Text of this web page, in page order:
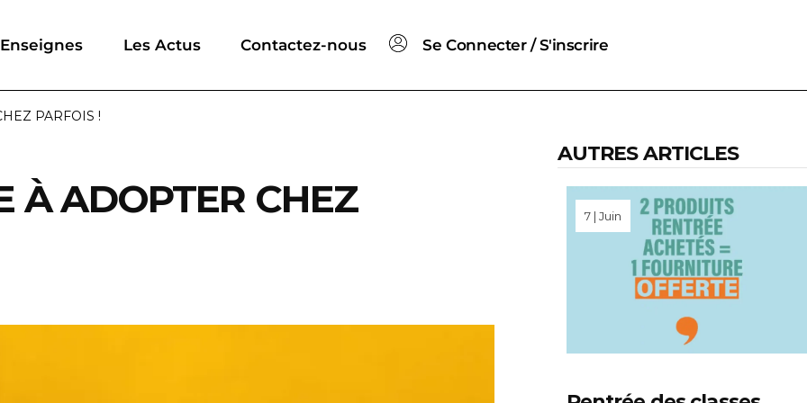
Les Actus Contactez-nous Se Connecter / S'inscrire
PARFOIS !
À ADOPTER CHEZ
AUTRES ARTICLES
7 | Juin